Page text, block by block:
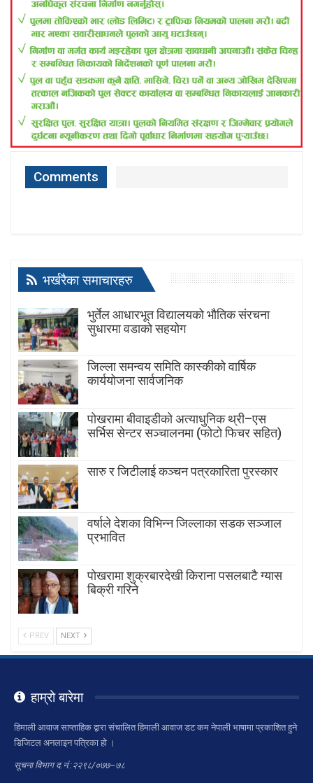
Comments
भर्खरैका समाचारहरु
भुर्तेल आधारभूत विद्यालयको भौतिक संरचना
सुधारमा वडाको सहयोग
जिल्ला समन्वय समिति कास्कीको वार्षिक
कार्ययोजना सार्वजनिक
पोखरामा बीवाइडीको अत्याधुनिक थ्री–एस
सर्भिस सेन्टर सञ्चालनमा (फोटो फिचर सहित)
सारु र जिटीलाई कञ्चन पत्रकारिता पुरस्कार
वर्षाले देशका विभिन्न जिल्लाका सडक सञ्जाल
प्रभावित
पोखरामा शुक्रबारदेखी किराना पसलबाटै ग्यास
बिक्री गरिने
PREV NEXT
हाम्रो बारेमा
हिमाली आवाज साप्ताहिक द्वारा संचालित हिमाली आवाज डट कम नेपाली भाषामा प्रकाशित हुने
डिजिटल अनलाइन पत्रिका हो ।
सूचना विभाग द.नं.:२२९८/०७७–७८